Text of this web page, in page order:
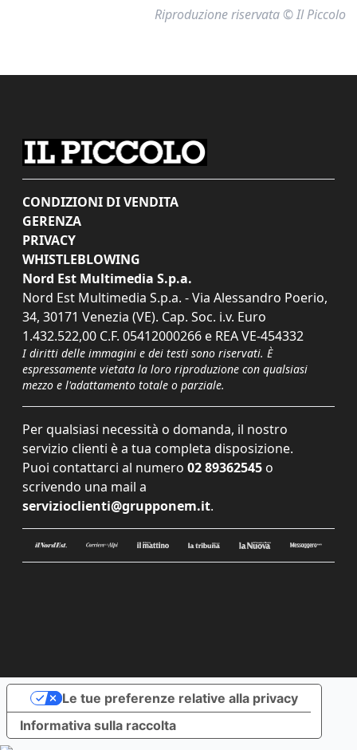
Riproduzione riservata © Il Piccolo
CONDIZIONI DI VENDITA
GERENZA
PRIVACY
WHISTLEBLOWING
Nord Est Multimedia S.p.a.
Nord Est Multimedia S.p.a. - Via Alessandro Poerio,
34, 30171 Venezia (VE). Cap. Soc. i.v. Euro
1.432.522,00 C.F. 05412000266 e REA VE-454332
I diritti delle immagini e dei testi sono riservati. È
espressamente vietata la loro riproduzione con qualsiasi
mezzo e l'adattamento totale o parziale.
Per qualsiasi necessità o domanda, il nostro
servizio clienti è a tua completa disposizione.
Puoi contattarci al numero 02 89362545 o
scrivendo una mail a
servizioclienti@grupponem.it.
Informativa sulla raccolta
Le tue preferenze relative alla privacy